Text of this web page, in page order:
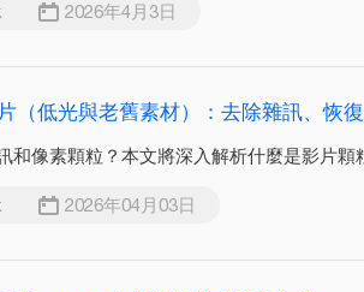
2026年4月3日
（低光與老舊素材）：去除雜訊、恢
和像素顆粒？本文將深入解析什麼是影片顆
2026年04月03日